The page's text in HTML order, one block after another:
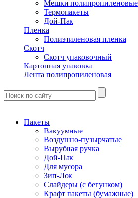
Мешки полипропиленовые
Термопакеты
Дой-Пак
Пленка
Полиэтиленовая пленка
Скотч
Скотч упаковочный
Картонная упаковка
Лента полипропиленовая
Пакеты
Вакуумные
Воздушно-пузырчатые
Вырубная ручка
Дой-Пак
Для мусора
Зип-Лок
Слайдеры (с бегунком)
Крафт пакеты (бумажные)